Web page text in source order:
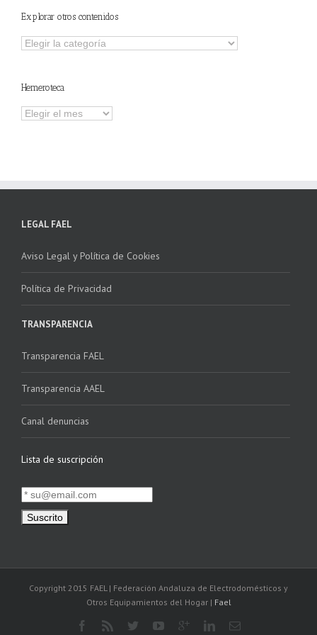
Explorar otros contenidos
Explorar
Hemeroteca
Hemeroteca
LEGAL FAEL
Aviso Legal y Política de Cookies
Política de Privacidad
TRANSPARENCIA
Transparencia FAEL
Transparencia AAEL
Canal denuncias
Lista de suscripción
Copyright 2015 FAEL | Federación Andaluza de Electrodomésticos y
Otros Equipamientos del Hogar | Fael